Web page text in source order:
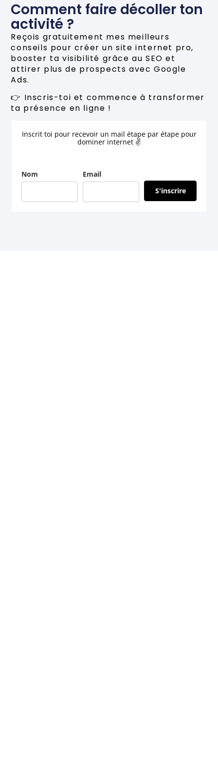
Comment faire décoller ton
activité ?
Reçois gratuitement mes meilleurs
conseils pour créer un site internet pro,
booster ta visibilité grâce au SEO et
attirer plus de prospects avec Google
Ads.
👉 Inscris-toi et commence à transformer
ta présence en ligne !
Inscrit toi pour recevoir un mail étape par étape pour
dominer internet ✌
Nom
Email
S'inscrire